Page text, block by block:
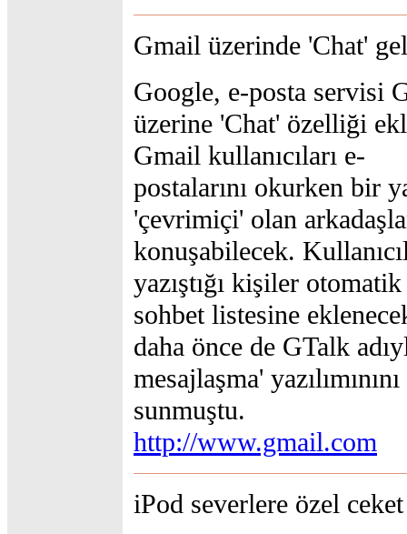
Gmail üzerinde 'Chat'
Google, e-posta servisi
üzerine 'Chat' özelliği
Gmail kullanıcıları e-
postalarını okurken bir
'çevrimiçi' olan
konuşabilecek.
yazıştığı kişiler
sohbet listesine
daha önce de GTalk
mesajlaşma'
sunmuştu.
http://www.gmail.com
iPod severlere özel ceket